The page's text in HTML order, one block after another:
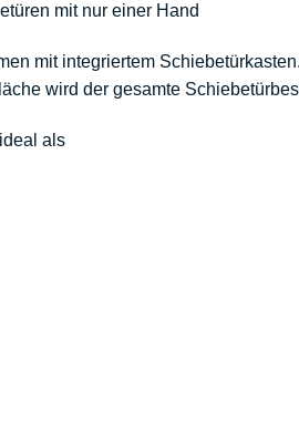
mit nur einer Hand
mit integriertem
wird der gesamte
als